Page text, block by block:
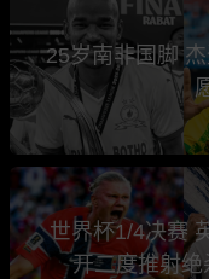
25岁南非国脚
世界杯1/4决赛
开二度推射